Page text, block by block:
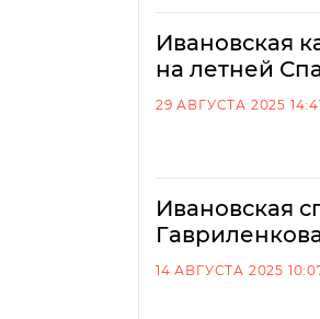
Ивановская
на летней
29 АВГУСТА 2025
Ивановская
14 АВГУСТА 2025